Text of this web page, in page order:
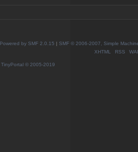
Powered by SMF 2.0.15
SMF © 2006-2007, Simple
XHTML
RSS
TinyPortal © 2005-2019